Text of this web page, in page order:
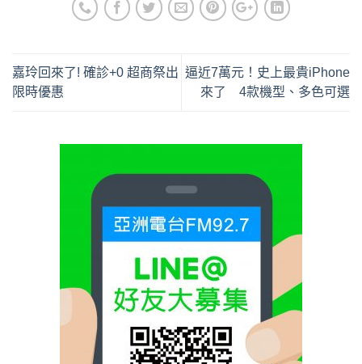
嘉玲回來了! 確診+0 超商祭出
限時優惠
逼近7萬元！史上最貴iPhone
來了 4款機型、多色可選